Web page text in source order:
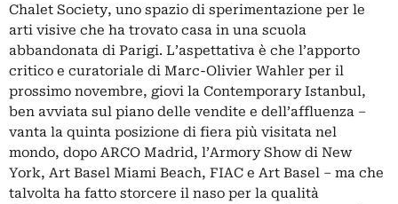
Chalet Society, uno spazio di sperimentazione per le
arti visive che ha trovato casa in una scuola
abbandonata di Parigi. L’aspettativa è che l’apporto
critico e curatoriale di Marc-Olivier Wahler per il
prossimo novembre, giovi la Contemporary Istanbul,
ben avviata sul piano delle vendite e dell’affluenza –
vanta la quinta posizione di fiera più visitata nel
mondo, dopo ARCO Madrid, l’Armory Show di New
York, Art Basel Miami Beach, FIAC e Art Basel – ma che
talvolta ha fatto storcere il naso per la qualità